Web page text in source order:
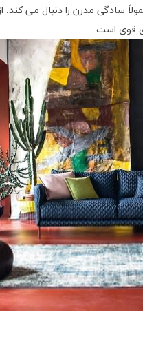
مدرن را دنبال می کند. از
قوی است.